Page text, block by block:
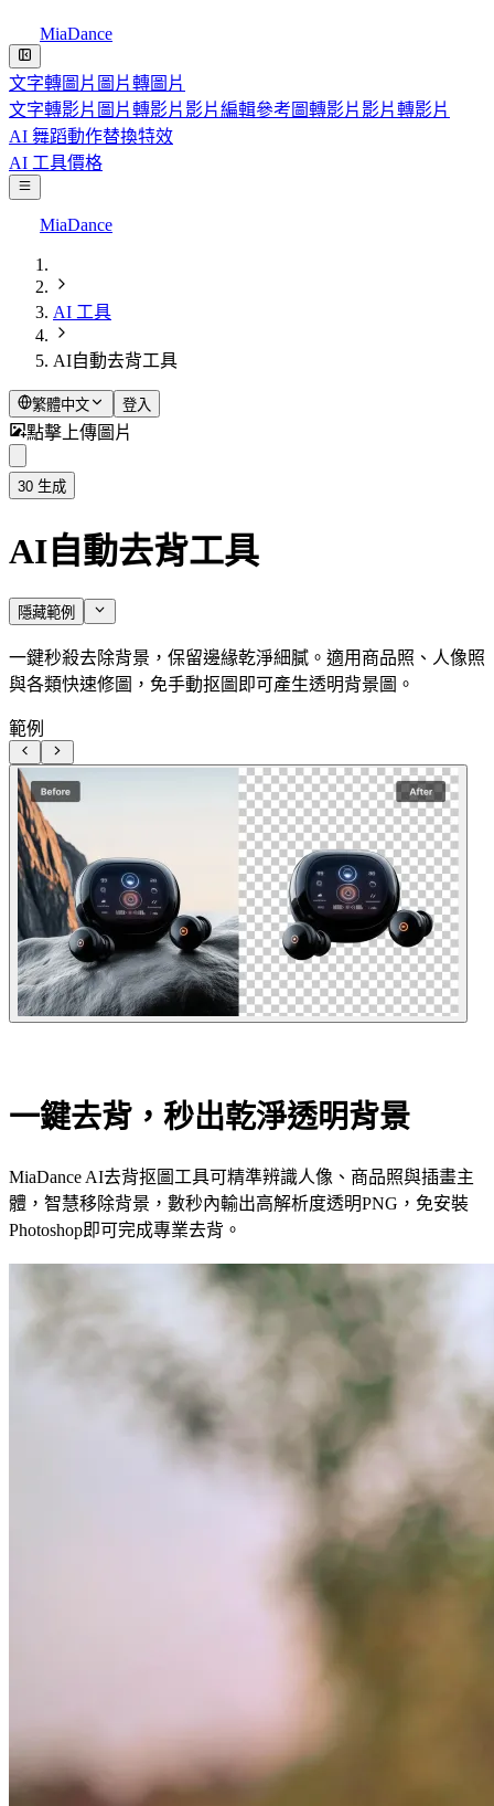
MiaDance
文字轉圖片 圖片轉圖片
文字轉影片 圖片轉影片 影片編輯參考圖轉影片 影片轉影片
AI 舞蹈動作替換特效
AI 工具價格
MiaDance
AI 工具
AI自動去背工具
繁體中文 登入
點擊上傳圖片
30 生成
AI自動去背工具
隱藏範例
一鍵秒殺去除背景，保留邊緣乾淨細膩。適用商品照、人像照
與各類快速修圖，免手動抠圖即可產生透明背景圖。
範例
一鍵去背，秒出乾淨透明背景
MiaDance AI去背抠圖工具可精準辨識人像、商品照與插畫主
體，智慧移除背景，數秒內輸出高解析度透明PNG，免安裝
Photoshop即可完成專業去背。